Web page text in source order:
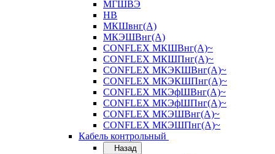
МГШВЭ
НВ
МКШвнг(А)
МКЭШВнг(А)
CONFLEX МКШВнг(А)~
CONFLEX МКШПнг(А)~
CONFLEX МКЭКШВнг(А)~
CONFLEX МКЭКШПнг(А)~
CONFLEX МКЭфШВнг(А)~
CONFLEX МКЭфШПнг(А)~
CONFLEX МКЭШВнг(А)~
CONFLEX МКЭШПнг(А)~
Кабель контрольный
Назад